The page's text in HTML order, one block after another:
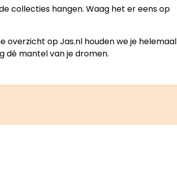
collecties hangen. Waag het er eens op
overzicht op Jas.nl houden we je helemaal
dé mantel van je dromen.